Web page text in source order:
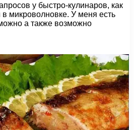
у быстро-кулинаров, как
в микроволновке. У меня есть
а также возможно